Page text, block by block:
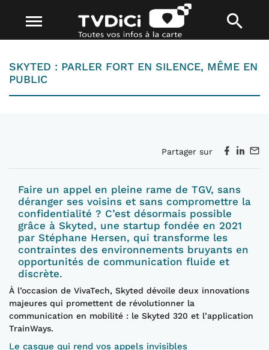
SKYTED : PARLER FORT EN SILENCE, MÊME EN
PUBLIC
Partager sur
Faire un appel en pleine rame de TGV, sans
déranger ses voisins et sans compromettre la
confidentialité ? C’est désormais possible
grâce à Skyted, une startup fondée en 2021
par Stéphane Hersen, qui transforme les
contraintes des environnements bruyants en
opportunités de communication fluide et
discrète.
À l’occasion de VivaTech, Skyted dévoile deux innovations
majeures qui promettent de révolutionner la
communication en mobilité : le Skyted 320 et l’application
TrainWays.
Le casque qui rend vos appels invisibles